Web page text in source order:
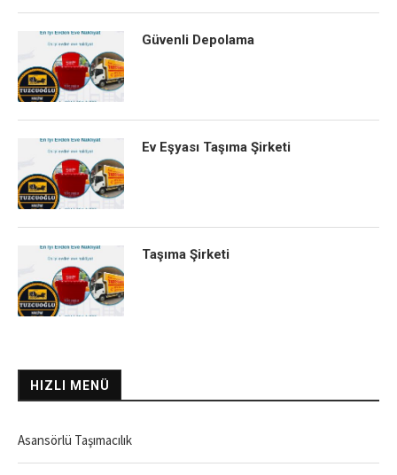
Güvenli Depolama
Ev Eşyası Taşıma Şirketi
Taşıma Şirketi
HIZLI MENÜ
Asansörlü Taşımacılık